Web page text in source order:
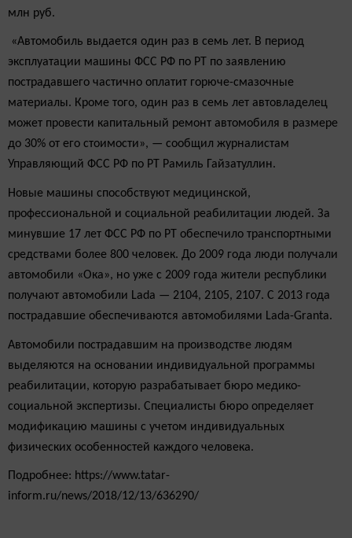
млн руб.
«Автомобиль выдается один раз в семь лет. В период
эксплуатации машины ФСС РФ по РТ по заявлению
пострадавшего частично оплатит горюче-смазочные
материалы. Кроме того, один раз в семь лет автовладелец
может провести капитальный ремонт автомобиля в размере
до 30% от его стоимости», — сообщил журналистам
Управляющий ФСС РФ по РТ Рамиль Гайзатуллин.
Новые машины способствуют медицинской,
профессиональной и социальной реабилитации людей. За
минувшие 17 лет ФСС РФ по РТ обеспечило транспортными
средствами более 800 человек. До 2009 года люди получали
автомобили «Ока», но уже с 2009 года жители республики
получают автомобили Lada — 2104, 2105, 2107. С 2013 года
пострадавшие обеспечиваются автомобилями Lada-Granta.
Автомобили пострадавшим на производстве людям
выделяются на основании индивидуальной программы
реабилитации, которую разрабатывает бюро медико-
социальной экспертизы. Специалисты бюро определяет
модификацию машины с учетом индивидуальных
физических особенностей каждого человека.
Подробнее: https://www.tatar-
inform.ru/news/2018/12/13/636290/